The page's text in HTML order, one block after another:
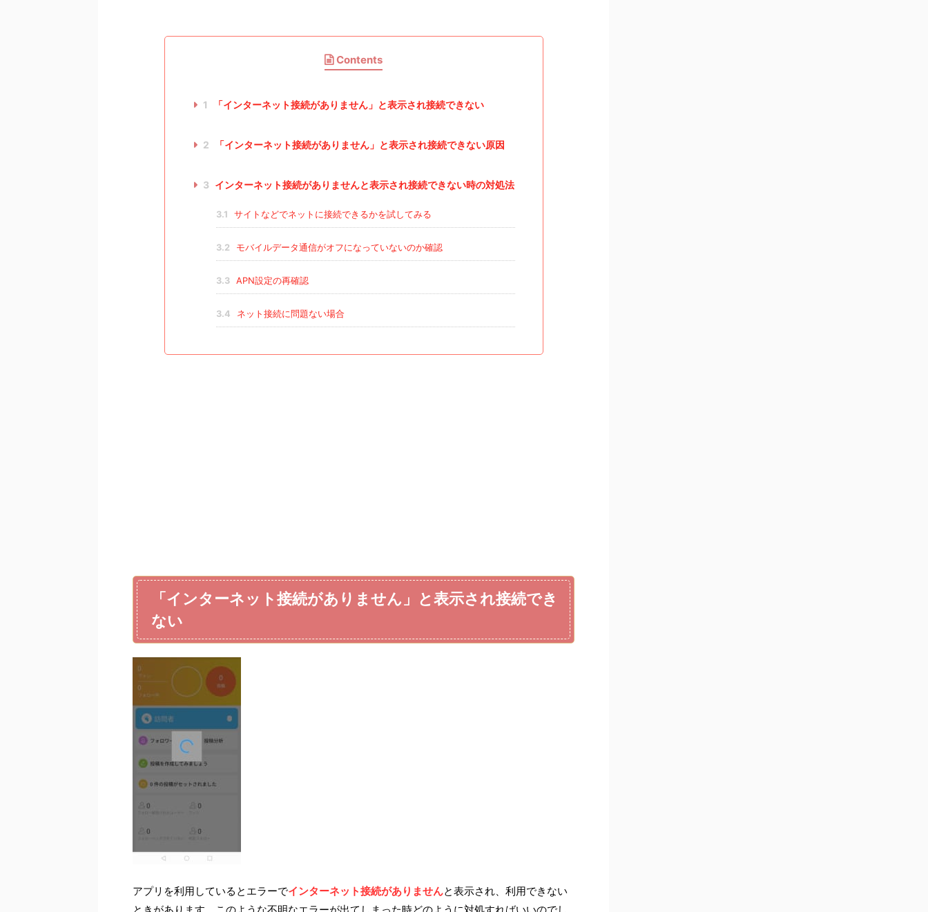
Contents
1 「インターネット接続がありません」と表示され接続できない
2 「インターネット接続がありません」と表示され接続できない原因
3 インターネット接続がありませんと表示され接続できない時の対処法
3.1 サイトなどでネットに接続できるかを試してみる
3.2 モバイルデータ通信がオフになっていないのか確認
3.3 APN設定の再確認
3.4 ネット接続に問題ない場合
「インターネット接続がありません」と表示され接続でき
ない
アプリを利用しているとエラーでインターネット接続がありませんと表示され、利用できない